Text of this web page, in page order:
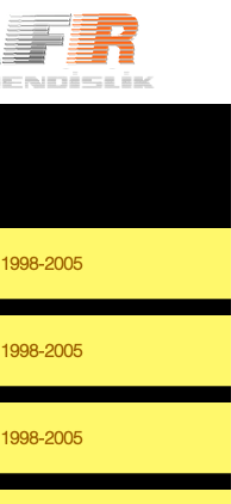
1998-2005
1998-2005
1998-2005